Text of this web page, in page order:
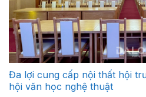
Đa lợi cung cấp nội thất hội
hội văn học nghệ thuật